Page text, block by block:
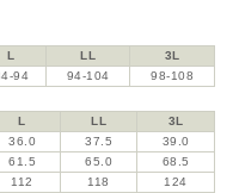
L LL
3L
94 94-104 98-108
L LL
3L
36.0 37.5
39.0
61.5 65.0
68.5
112 118
124